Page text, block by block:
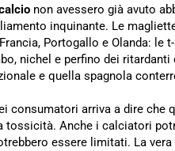
non avessero già avuto
inquinante. Le
Portogallo e Olanda: le
nichel e perfino dei
e quella spagnola
consumatori arriva a dire
Anche i calciatori
essere limitati. La